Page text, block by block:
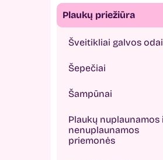
plaukų priežiūra
Šveitikliai galvos odai
Šepečiai
Šampūnai
Plaukų nuplaunamos ir
nenuplaunamos
priemonės